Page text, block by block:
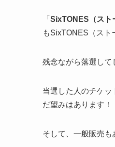
「 SixTONES（スト
もSixTONES（スト
残念ながら落選して
当選した人のチケ
だ望みはあります！
そして、一般販売